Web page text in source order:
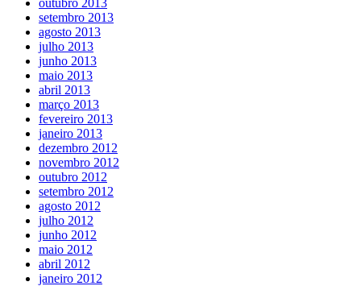
setembro 2013
agosto 2013
julho 2013
junho 2013
maio 2013
abril 2013
março 2013
fevereiro 2013
janeiro 2013
dezembro 2012
novembro 2012
outubro 2012
setembro 2012
agosto 2012
julho 2012
junho 2012
maio 2012
abril 2012
janeiro 2012